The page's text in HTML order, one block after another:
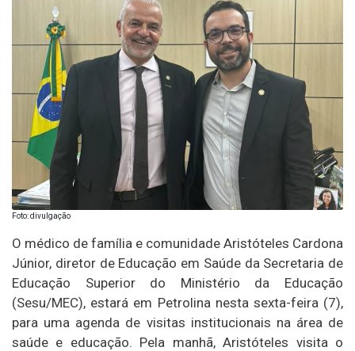
Foto: divulgação
O médico de família e comunidade Aristóteles Cardona
Júnior, diretor de Educação em Saúde da Secretaria de
Educação Superior do Ministério da Educação
(Sesu/MEC), estará em Petrolina nesta sexta-feira (7),
para uma agenda de visitas institucionais na área de
saúde e educação. Pela manhã, Aristóteles visita o